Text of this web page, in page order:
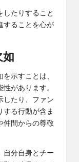
したりすること
することを心が
示すことは、
があります。
したり、ファン
する行動が含ま
仲間からの尊敬
自分自身とチー